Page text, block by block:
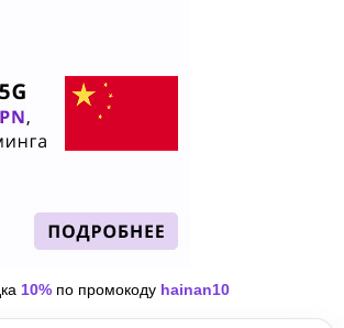
10% по промокоду hainan10